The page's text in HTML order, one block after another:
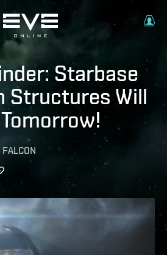
Starbase
Structures Will
FALCON